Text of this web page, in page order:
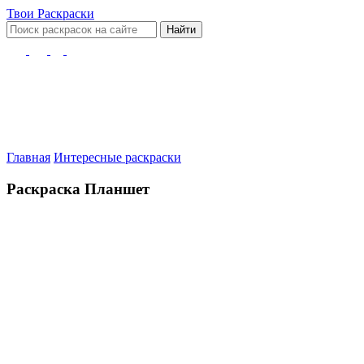
Твои Раскраски
Найти
Главная Интересные раскраски
Раскраска Планшет